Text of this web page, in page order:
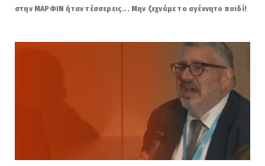
στην ΜΑΡΦΙΝ ήταν τέσσερεις... Μην ξεχνάμε το αγέννητο παιδί!